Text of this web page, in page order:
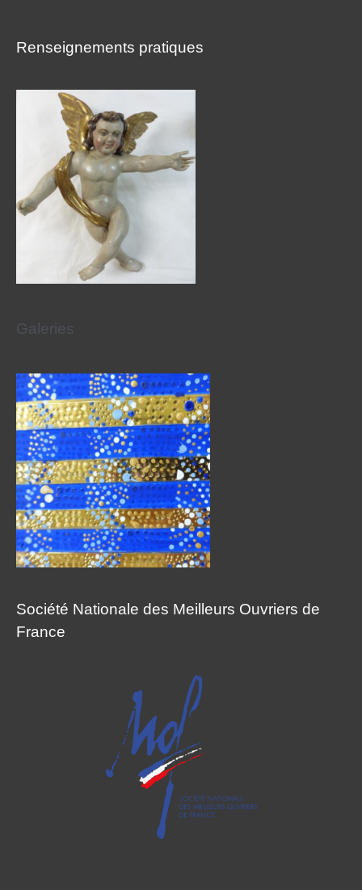
Renseignements pratiques
Galeries
Société Nationale des Meilleurs Ouvriers de
France